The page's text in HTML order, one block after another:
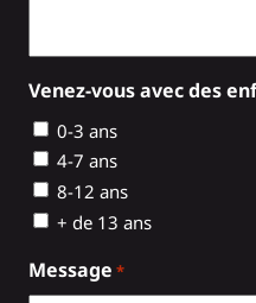
Venez-vous avec des
0-3 ans
4-7 ans
8-12 ans
+ de 13 ans
Message *